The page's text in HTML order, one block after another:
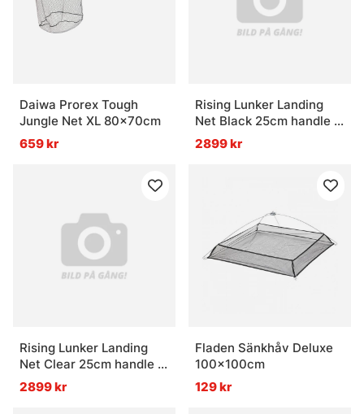
Daiwa Prorex Tough
Jungle Net XL 80x70cm
659 kr
Rising Lunker Landing
Net Black 25cm handle -
Moss
2899 kr
Rising Lunker Landing
Net Clear 25cm handle -
Stealth
2899 kr
Fladen Sänkhåv Deluxe
100x100cm
129 kr